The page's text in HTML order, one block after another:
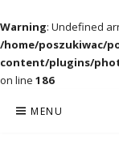
Warning: Undefined
/home/poszukiwac/
content/plugins/
on line 186
MENU